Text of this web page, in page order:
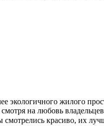
экологичного жилого
на любовь
смотрелись красиво, их